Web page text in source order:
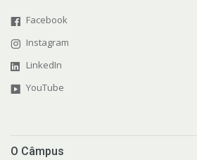
Facebook
Instagram
LinkedIn
YouTube
O Câmpus